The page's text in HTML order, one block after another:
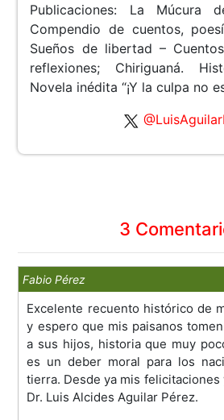
Publicaciones: La Múcura
Compendio de cuentos,
Sueños de libertad –
reflexiones; Chiriguaná.
Novela inédita “¡Y la culpa no
3
Fabio Pérez
Excelente recuento histórico de
y espero que mis paisanos
a sus hijos, historia que muy
es un deber moral para los
tierra. Desde ya mis felicitaciones
Dr. Luis Alcides Aguilar Pérez.